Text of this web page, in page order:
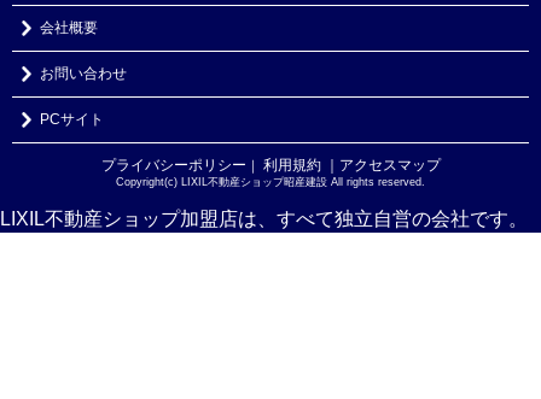
会社概要
お問い合わせ
PCサイト
プライバシーポリシー ｜ 利用規約 ｜アクセスマップ
Copyright(c) LIXIL不動産ショップ昭産建設 All rights reserved.
LIXIL不動産ショップ加盟店は、すべて独立自営の会社です。